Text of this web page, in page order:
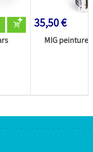
35,50 €
MIG peinture